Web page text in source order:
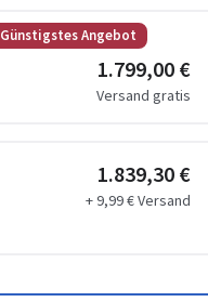
Günstigstes Angebot
1.799,00 €
Versand gratis
1.839,30 €
+ 9,99 € Versand